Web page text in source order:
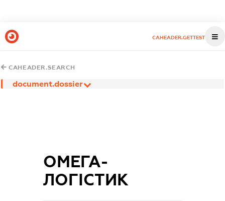
CAHEADER.GETTEST
CAHEADER.SEARCH
document.dossier
ОМЕГА-
ЛОГІСТИК